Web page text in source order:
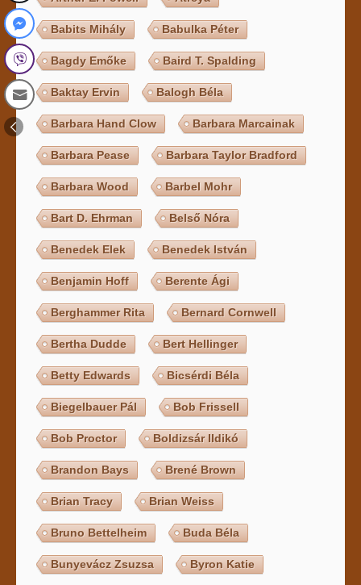
Babits Mihály Babulka Péter
Bagdy Emőke Baird T. Spalding
Baktay Ervin Balogh Béla
Barbara Hand Clow Barbara Marcainak
Barbara Pease Barbara Taylor Bradford
Barbara Wood Barbel Mohr
Bart D. Ehrman Belső Nóra
Benedek Elek Benedek István
Benjamin Hoff Berente Ági
Berghammer Rita Bernard Cornwell
Bertha Dudde Bert Hellinger
Betty Edwards Bicsérdi Béla
Biegelbauer Pál Bob Frissell
Bob Proctor Boldizsár Ildikó
Brandon Bays Brené Brown
Brian Tracy Brian Weiss
Bruno Bettelheim Buda Béla
Bunyevácz Zsuzsa Byron Katie